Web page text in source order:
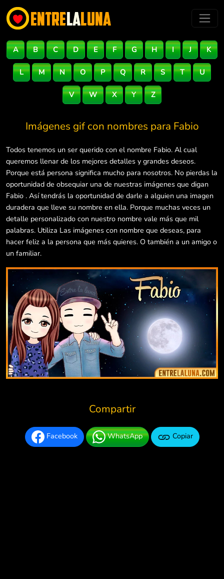
A B C D E F G H I J K
L M N O P Q R S T U
V W X Y Z
Imágenes gif con nombres para Fabio
Todos tenemos un ser querido con el nombre Fabio. Al cual
queremos llenar de los mejores detalles y grandes deseos.
Porque está persona significa mucho para nosotros. No pierdas la
oportunidad de obsequiar una de nuestras imágenes que digan
Fabio . Así tendrás la oportunidad de darle a alguien una imagen
duradera que lleve su nombre en ella. Porque muchas veces un
detalle personalizado con nuestro nombre vale más que mil
palabras. Utiliza Las imágenes con nombre que deseas, para
hacer feliz a la persona que más quieres. O también a un amigo o
un familiar.
Compartir
Facebook WhatsApp Copiar